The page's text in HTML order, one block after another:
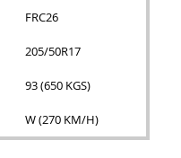
FRC26
205/50R17
93 (650 KGS)
W (270 KM/H)